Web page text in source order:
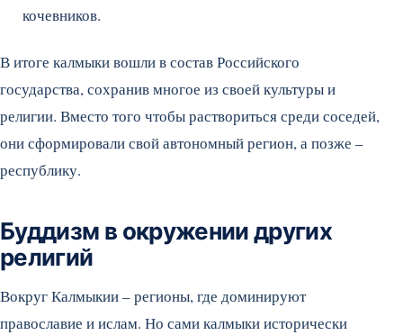
кочевников.
В итоге калмыки вошли в состав Российского
государства, сохранив многое из своей культуры и
религии. Вместо того чтобы раствориться среди соседей,
они сформировали свой автономный регион, а позже –
республику.
Буддизм в окружении других
религий
Вокруг Калмыкии – регионы, где доминируют
православие и ислам. Но сами калмыки исторически